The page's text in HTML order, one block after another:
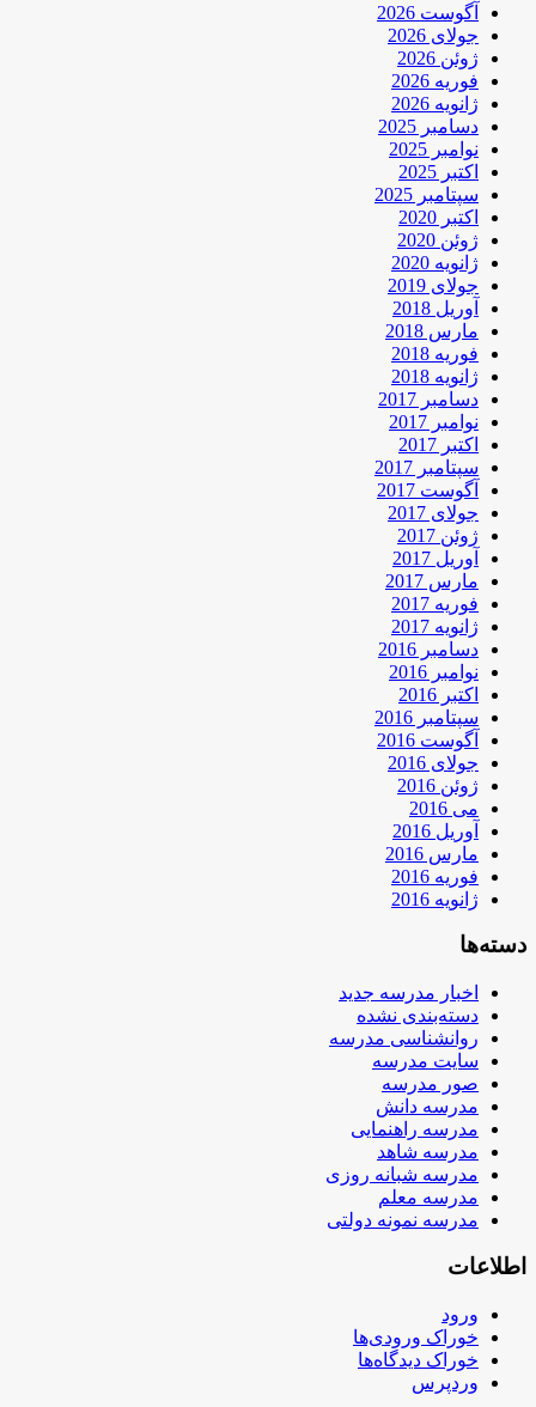
آگوست 2026
جولای 2026
ژوئن 2026
فوریه 2026
ژانویه 2026
دسامبر 2025
نوامبر 2025
اکتبر 2025
سپتامبر 2025
اکتبر 2020
ژوئن 2020
ژانویه 2020
جولای 2019
آوریل 2018
مارس 2018
فوریه 2018
ژانویه 2018
دسامبر 2017
نوامبر 2017
اکتبر 2017
سپتامبر 2017
آگوست 2017
جولای 2017
ژوئن 2017
آوریل 2017
مارس 2017
فوریه 2017
ژانویه 2017
دسامبر 2016
نوامبر 2016
اکتبر 2016
سپتامبر 2016
آگوست 2016
جولای 2016
ژوئن 2016
می 2016
آوریل 2016
مارس 2016
فوریه 2016
ژانویه 2016
دسته‌ها
اخبار مدرسه جدید
دسته‌بندی نشده
روانشناسی مدرسه
سایت مدرسه
صور مدرسه
مدرسه دانش
مدرسه راهنمایی
مدرسه شاهد
مدرسه شبانه روزی
مدرسه معلم
مدرسه نمونه دولتی
اطلاعات
ورود
خوراک ورودی‌ها
خوراک دیدگاه‌ها
وردپرس